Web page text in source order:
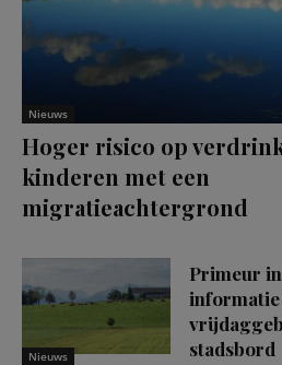
Nieuws
Hoger risico op
kinderen met een
migratieachtergrond
Nieuws
Primeur
stadsbord